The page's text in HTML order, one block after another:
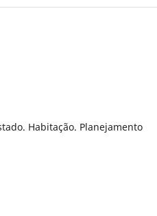
Habitação. Planejamento